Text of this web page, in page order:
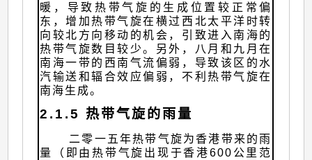
暖，导致热带气旋的生成位置较正常偏
东，增加热带气旋在横过西北太平洋时转
向较北方向移动的机会，引致进入南海的
热带气旋数目较少。另外，八月和九月在
南海一带的西南气流偏弱，导致该区的水
汽输送和辐合效应偏弱，不利热带气旋在
南海生成。
2.1.5 热带气旋的雨量
二零一五年热带气旋为香港带来的雨
量（即由热带气旋出现于香港600公里范